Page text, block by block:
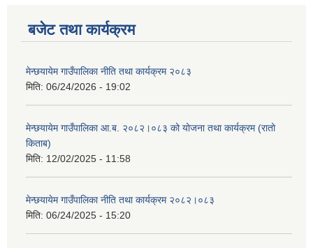
बजेट तथा कार्यक्रम
मेन्छयायेम गाउँपालिका नीति तथा कार्यक्रम २०८३
मिति: 06/24/2026 - 19:02
मेन्छयायेम गाउँपालिका आ.ब. २०८२।०८३ को योजना तथा कार्यक्रम (रातो
किताब)
मिति: 12/02/2025 - 11:58
मेन्छयायेम गाउँपालिका नीति तथा कार्यक्रम २०८२।०८३
मिति: 06/24/2025 - 15:20